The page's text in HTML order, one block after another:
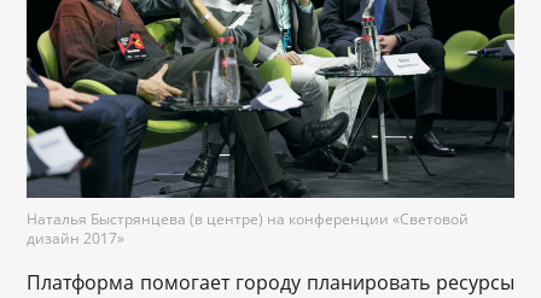
Наталья Быстрянцева (в центре) на конференции «Световой
дизайн 2017»
Платформа помогает городу планировать ресурсы